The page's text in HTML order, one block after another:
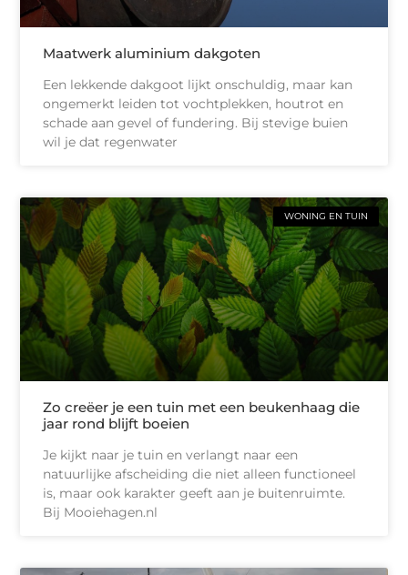
Maatwerk aluminium dakgoten
Een lekkende dakgoot lijkt onschuldig, maar kan
ongemerkt leiden tot vochtplekken, houtrot en
schade aan gevel of fundering. Bij stevige buien
wil je dat regenwater
WONING EN TUIN
Zo creëer je een tuin met een beukenhaag die
jaar rond blijft boeien
Je kijkt naar je tuin en verlangt naar een
natuurlijke afscheiding die niet alleen functioneel
is, maar ook karakter geeft aan je buitenruimte.
Bij Mooiehagen.nl